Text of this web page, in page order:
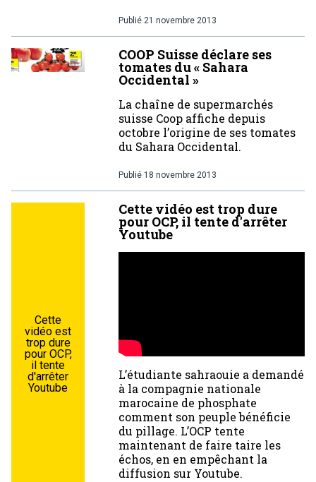
Publié 21 novembre 2013
COOP Suisse déclare ses
tomates du « Sahara
Occidental »
La chaîne de supermarchés
suisse Coop affiche depuis
octobre l’origine de ses tomates
du Sahara Occidental.
Publié 18 novembre 2013
Cette
vidéo est
trop dure
pour OCP,
il tente
d'arrêter
Youtube
Cette vidéo est trop dure
pour OCP, il tente d'arrêter
Youtube
L’étudiante sahraouie a demandé
à la compagnie nationale
marocaine de phosphate
comment son peuple bénéficie
du pillage. L’OCP tente
maintenant de faire taire les
échos, en en empêchant la
diffusion sur Youtube.